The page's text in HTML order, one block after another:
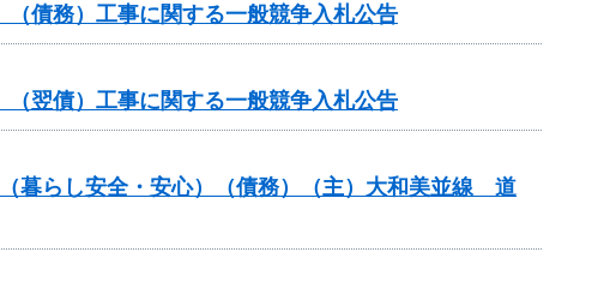
債務）工事に関する一般競争入札公告
翌債）工事に関する一般競争入札公告
暮らし安全・安心）（債務）（主）大和美並線 道